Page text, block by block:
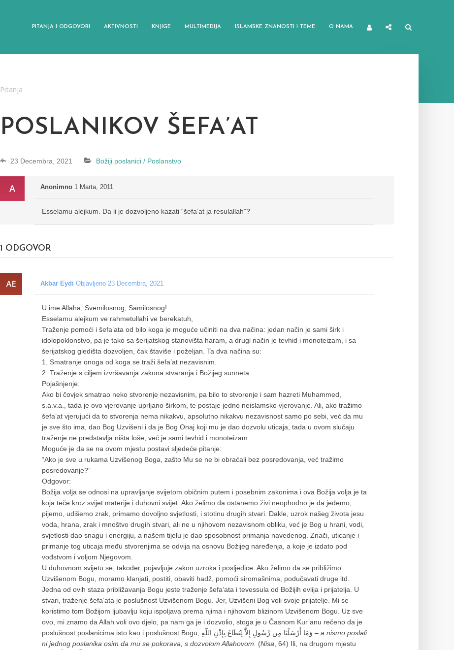
PITANJA I ODGOVORI AKTIVNOSTI KNJIGE MULTIMEDIJA ISLAMSKE ZNANOSTI I TEME O NAMA
Pitanja
POSLANIKOV ŠEFA’AT
23 Decembra, 2021 Božiji poslanici / Poslanstvo
Anonimno 1 Marta, 2011
Esselamu alejkum. Da li je dozvoljeno kazati “šefa’at ja resulallah”?
1 ODGOVOR
Akbar Eydi Objavljeno 23 Decembra, 2021
U ime Allaha, Svemilosnog, Samilosnog!
Esselamu alejkum ve rahmetullahi ve berekatuh,
Traženje pomoći i šefa’ata od bilo koga je moguće učiniti na dva načina: jedan način je sami širk i
idolopoklonstvo, pa je tako sa šerijatskog stanovišta haram, a drugi način je tevhid i monoteizam, i sa
šerijatskog gledišta dozvoljen, čak štaviše i poželjan. Ta dva načina su:
1. Smatranje onoga od koga se traži šefa’at nezavisnim.
2. Traženje s ciljem izvršavanja zakona stvaranja i Božijeg sunneta.
Pojašnjenje:
Ako bi čovjek smatrao neko stvorenje nezavisnim, pa bilo to stvorenje i sam hazreti Muhammed,
s.a.v.a., tada je ovo vjerovanje uprljano širkom, te postaje jedno neislamsko vjerovanje. Ali, ako tražimo
šefa’at vjerujući da to stvorenja nema nikakvu, apsolutno nikakvu nezavisnost samo po sebi, već da mu
je sve što ima, dao Bog Uzvišeni i da je Bog Onaj koji mu je dao dozvolu uticaja, tada u ovom slučaju
traženje ne predstavlja ništa loše, već je sami tevhid i monoteizam.
Moguće je da se na ovom mjestu postavi sljedeće pitanje:
“Ako je sve u rukama Uzvišenog Boga, zašto Mu se ne bi obraćali bez posredovanja, već tražimo
posredovanje?”
Odgovor:
Božija volja se odnosi na upravljanje svijetom običnim putem i posebnim zakonima i ova Božija volja je ta
koja teče kroz svijet materije i duhovni svijet. Ako želimo da ostanemo živi neophodno je da jedemo,
pijemo, udišemo zrak, primamo dovoljno svjetlosti, i stotinu drugih stvari. Dakle, uzrok našeg života jesu
voda, hrana, zrak i mnoštvo drugih stvari, ali ne u njihovom nezavisnom obliku, već je Bog u hrani, vodi,
svjetlosti dao snagu i energiju, a našem tijelu je dao sposobnost primanja navedenog. Znači, uticanje i
primanje tog uticaja među stvorenjima se odvija na osnovu Božijeg naređenja, a koje je izdato pod
vođstvom i voljom Njegovom.
U duhovnom svijetu se, također, pojavljuje zakon uzroka i posljedice. Ako želimo da se približimo
Uzvišenom Bogu, moramo klanjati, postiti, obaviti hadž, pomoći siromašnima, podučavati druge itd.
Jedna od ovih staza približavanja Bogu jeste traženje šefa’ata i tevessula od Božijih evlija i prijatelja. U
stvari, traženje šefa’ata je poslušnost Uzvišenom Bogu. Jer, Uzvišeni Bog voli svoje prijatelje. Mi se
koristimo tom Božijom ljubavlju koju ispoljava prema njima i njihovom blizinom Uzvišenom Bogu. Uz sve
ovo, mi znamo da Allah voli ovo djelo, pa nam ga je i dozvolio, stoga je u Časnom Kur’anu rečeno da je
poslušnost poslanicima isto kao i poslušnost Bogu, وَمَا أَرْسَلْنَا مِن رَّسُولٍ إِلاَّ لِيُطَاعَ بِإِذْنِ اللّهِ – a nismo poslali
ni jednog poslanika osim da mu se pokorava, s dozvolom Allahovom. (Nisa, 64) Ili, na drugom mjestu